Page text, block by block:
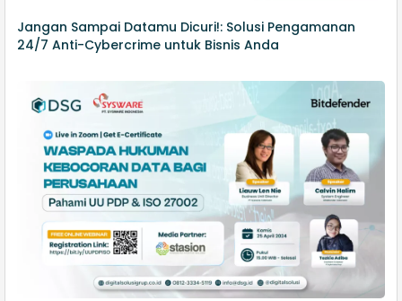
Jangan Sampai Datamu Dicuri!: Solusi Pengamanan
24/7 Anti-Cybercrime untuk Bisnis Anda